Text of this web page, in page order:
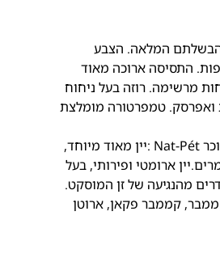
הבשלתם המלאה. הצבע
התסיסה ארוכה מאוד
מרשימה. רוזה בעל ניחוח
ואפרסק. טמפרטורה מומלצת
פט נאט דלתון. סמיון עם מוסקט יין מבעבע טבעי, או בשמו המוכר Nat-Pét :יין מאוד מיוחד,
ארומטי ופירותי, בעל
מהנגיעה של זן המוסקט.
קממבר פקאן, ארוטן